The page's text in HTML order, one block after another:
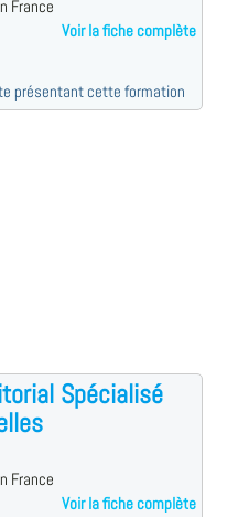
France
Voir la fiche complète
présentant cette formation
Spécialisé
France
Voir la fiche complète